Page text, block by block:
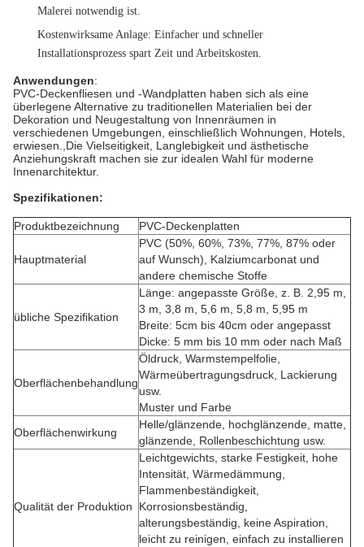
Malerei notwendig ist.
Kostenwirksame Anlage: Einfacher und schneller
Installationsprozess spart Zeit und Arbeitskosten.
Anwendungen:
PVC-Deckenfliesen und -Wandplatten haben sich als eine
überlegene Alternative zu traditionellen Materialien bei der
Dekoration und Neugestaltung von Innenräumen in
verschiedenen Umgebungen, einschließlich Wohnungen, Hotels,
erwiesen.,Die Vielseitigkeit, Langlebigkeit und ästhetische
Anziehungskraft machen sie zur idealen Wahl für moderne
Innenarchitektur.
Spezifikationen:
Produktbezeichnung PVC-Deckenplatten
Hauptmaterial
PVC (50%, 60%, 73%, 77%, 87% oder
auf Wunsch), Kalziumcarbonat und
andere chemische Stoffe
übliche Spezifikation
Länge: angepasste Größe, z. B. 2,95 m,
3 m, 3,8 m, 5,6 m, 5,8 m, 5,95 m
Breite: 5cm bis 40cm oder angepasst
Dicke: 5 mm bis 10 mm oder nach Maß
Oberflächenbehandlung
Öldruck, Warmstempelfolie,
Wärmeübertragungsdruck, Lackierung
usw.
Muster und Farbe
Oberflächenwirkung
Helle/glänzende, hochglänzende, matte,
glänzende, Rollenbeschichtung usw.
Qualität der Produktion
Leichtgewichts, starke Festigkeit, hohe
Intensität, Wärmedämmung,
Flammenbeständigkeit,
Korrosionsbeständig,
alterungsbeständig, keine Aspiration,
leicht zu reinigen, einfach zu installieren